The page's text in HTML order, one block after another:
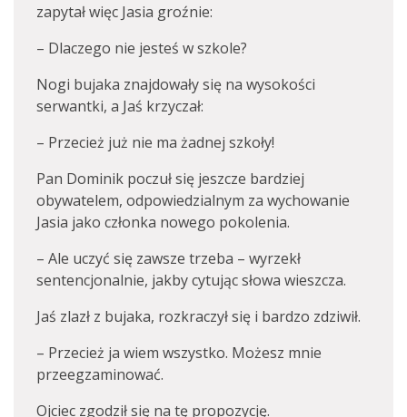
zapytał więc Jasia groźnie:
– Dlaczego nie jesteś w szkole?
Nogi bujaka znajdowały się na wysokości
serwantki, a Jaś krzyczał:
– Przecież już nie ma żadnej szkoły!
Pan Dominik poczuł się jeszcze bardziej
obywatelem, odpowiedzialnym za wychowanie
Jasia jako członka nowego pokolenia.
– Ale uczyć się zawsze trzeba – wyrzekł
sentencjonalnie, jakby cytując słowa wieszcza.
Jaś zlazł z bujaka, rozkraczył się i bardzo zdziwił.
– Przecież ja wiem wszystko. Możesz mnie
przeegzaminować.
Ojciec zgodził się na tę propozycję.